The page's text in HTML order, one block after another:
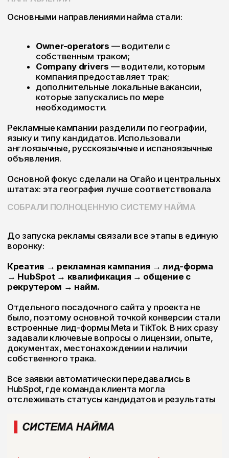
HubSpot, где команда клиента могла
отслеживать статусы кандидатов и результаты
Для привлечения кандидатов использовали Meta
Ads и TikTok Ads.
Тестировали разные форматы объявлений,
предложения, визуальные стили, языковые
сегменты и географию.
В креативах делали акцент на понятных для
водителя условиях:
количестве миль в неделю;
отсутствии принудительного
состоянии и оснащении траков;
скорости оформления и выхода на работу.
Параллельно запускали кампании для owner-
специалистов.
ЗАПУСТИЛИ PERFORMANCE-КАМПАНИИ
Рекламные кампании приносили более 200
заявок в месяц. После проверки документов,
опыта и остальных требований в работу
ВЫШЛИ НА СТАБИЛЬНЫЙ ПОТОК